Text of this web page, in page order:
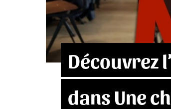
Découvrez
dans Une